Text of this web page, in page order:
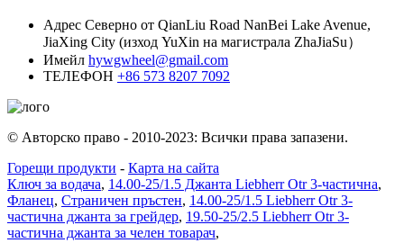
Адрес Северно от QianLiu Road NanBei Lake Avenue,
JiaXing City (изход YuXin на магистрала ZhaJiaSu）
Имейл hywgwheel@gmail.com
ТЕЛЕФОН +86 573 8207 7092
© Авторско право - 2010-2023: Всички права запазени.
Горещи продукти - Карта на сайта
Ключ за водача, 14.00-25/1.5 Джанта Liebherr Otr 3-частична,
Фланец, Страничен пръстен, 14.00-25/1.5 Liebherr Otr 3-
частична джанта за грейдер, 19.50-25/2.5 Liebherr Otr 3-
частична джанта за челен товарач,